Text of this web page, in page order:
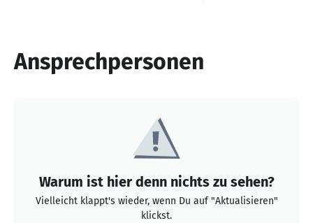
Ansprechpersonen
Warum ist hier denn nichts zu sehen?
Vielleicht klappt's wieder, wenn Du auf "Aktualisieren"
klickst.